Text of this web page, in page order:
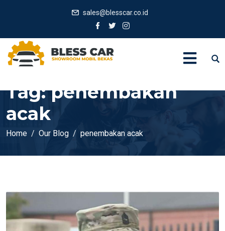
sales@blesscar.co.id
Tag:penembakan
acak
Home Our Blog penembakan acak